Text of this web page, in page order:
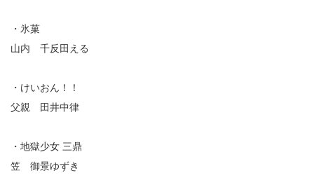
・氷菓
山内 千反田える
・けいおん！！
父親 田井中律
・地獄少女 三鼎
笠 御景ゆずき